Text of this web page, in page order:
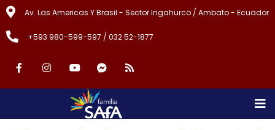
Av. Las Americas Y Brasil - Sector Ingahurco / Ambato - Ecuador
+593 980-599-597 / 032 52-1877